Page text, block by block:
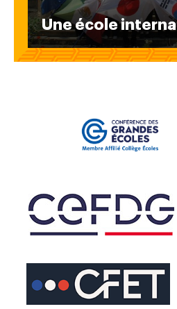
Une école